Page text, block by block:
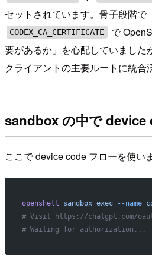
セットされています。骨子段階で
CODEX_CA_CERTIFICATE
で
要があるか」を心配していました
クライアントの主要ルートに統合
sandbox の中で device
ここで device code フローを使いま
openshell sandbox exec --name
# Visit https://chatgpt.com/
# Waiting for authorization...